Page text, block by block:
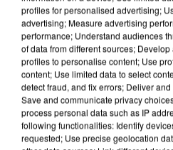
LES INTERVIEWS
FRANCE
profiles for personalised advertising;
advertising; Measure advertising
performance; Understand audiences
of data from different sources;
profiles to personalise content; Use
content; Use limited data to select
detect fraud, and fix errors; Deliver
Save and communicate privacy
process personal data such as IP
following functionalities: Identify
requested; Use precise geolocation